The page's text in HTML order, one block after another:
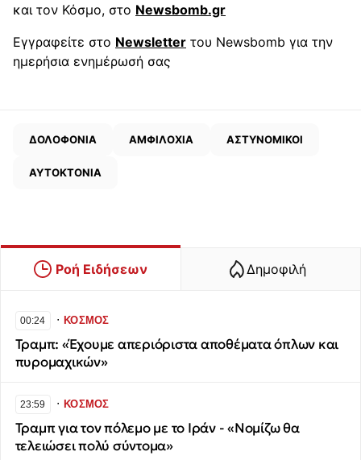
και τον Κόσμο, στο Newsbomb.gr
Εγγραφείτε στο Newsletter του Newsbomb για την
ημερήσια ενημέρωσή σας
ΔΟΛΟΦΟΝΙΑ ΑΜΦΙΛΟΧΙΑ ΑΣΤΥΝΟΜΙΚΟΙ
ΑΥΤΟΚΤΟΝΙΑ
Ροή Ειδήσεων Δημοφιλή
00:24 ∙ΚΟΣΜΟΣ
Τραμπ: «Έχουμε απεριόριστα αποθέματα όπλων και
πυρομαχικών»
23:59 ∙ΚΟΣΜΟΣ
Τραμπ για τον πόλεμο με το Ιράν - «Νομίζω θα
τελειώσει πολύ σύντομα»